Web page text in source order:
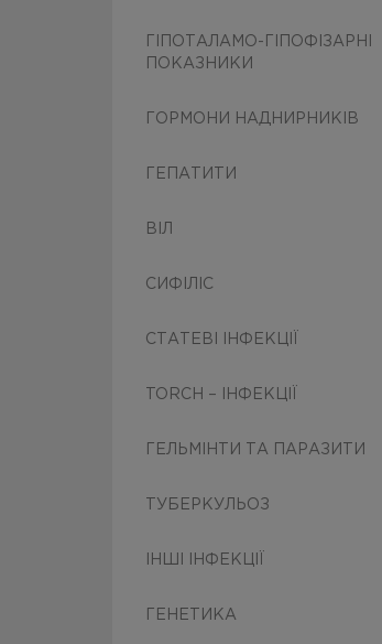
ГІПОТАЛАМО-ГІПОФІЗАРНІ
ПОКАЗНИКИ
ГОРМОНИ НАДНИРНИКІВ
ГЕПАТИТИ
ВІЛ
СИФІЛІС
СТАТЕВІ ІНФЕКЦІЇ
TORCH – ІНФЕКЦІЇ
ГЕЛЬМІНТИ ТА ПАРАЗИТИ
ТУБЕРКУЛЬОЗ
ІНШІ ІНФЕКЦІЇ
ГЕНЕТИКА